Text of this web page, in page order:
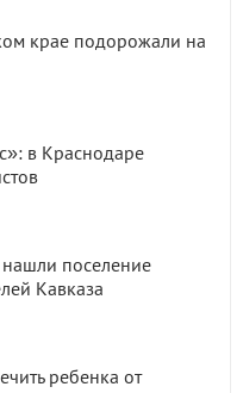
крае подорожали на
в Краснодаре
поселение
Кавказа
ребенка от